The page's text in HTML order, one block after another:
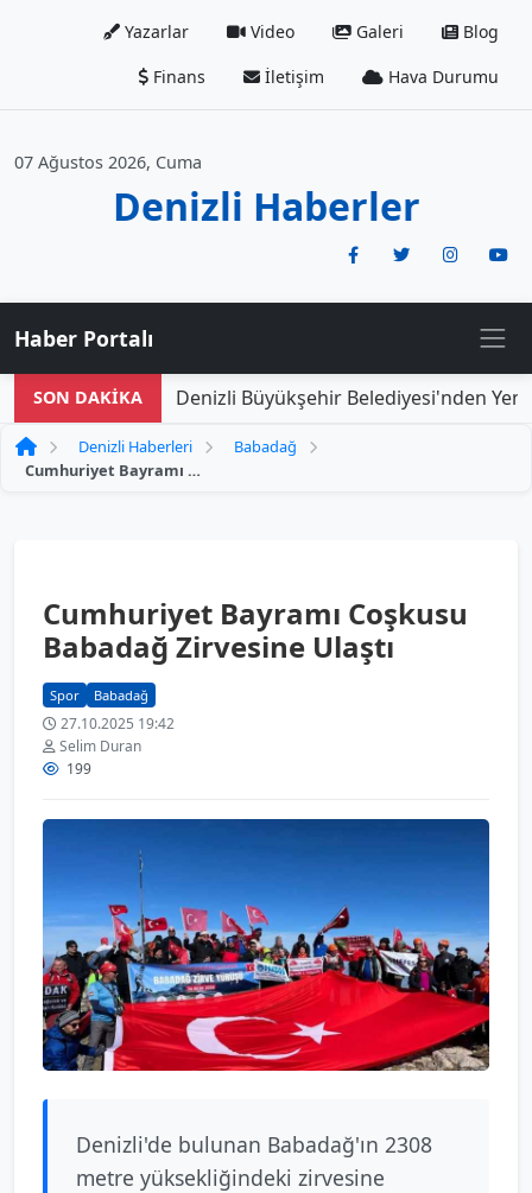
Yazarlar Video Galeri
Blog
Finans
İletişim Hava Durumu
07 Ağustos 2026, Cuma
Denizli Haberler
Haber Portalı
SON DAKİKA Denizli Büyükşehir Belediyesi'nden Yeni
Denizli Haberleri
Babadağ
Cumhuriyet Bayramı Coşkusu Babadağ Zirvesine Ulaştı
Cumhuriyet Bayramı Coşkusu
Babadağ Zirvesine Ulaştı
Spor Babadağ
27.10.2025 19:42
Selim Duran
199
Denizli'de bulunan Babadağ'ın 2308
metre yüksekliğindeki zirvesine